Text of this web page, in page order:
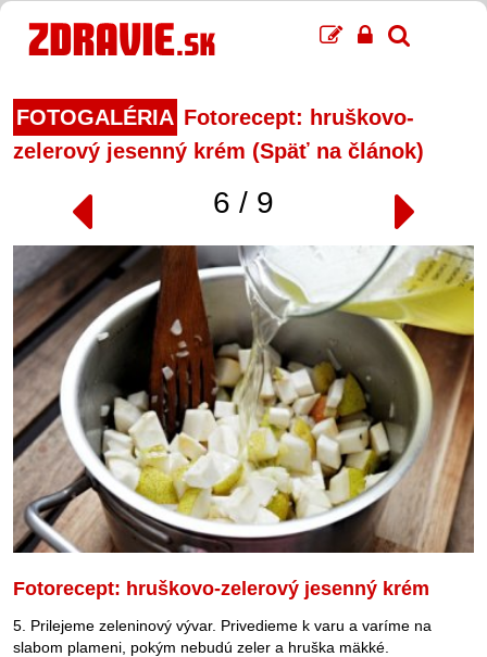
FOTOGALÉRIA Fotorecept: hruškovo-
zelerový jesenný krém (Späť na článok)
6 / 9
Fotorecept: hruškovo-zelerový jesenný krém
5. Prilejeme zeleninový vývar. Privedieme k varu a varíme na
slabom plameni, pokým nebudú zeler a hruška mäkké.